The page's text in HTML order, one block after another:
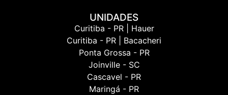
UNIDADES
Curitiba - PR | Hauer
Curitiba - PR | Bacacheri
Ponta Grossa - PR
Joinville - SC
Cascavel - PR
Maringá - PR